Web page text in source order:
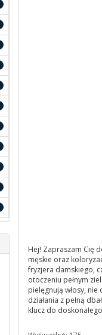
Hej! Zapraszam Cię
męskie oraz
fryzjera damskiego,
otoczeniu pełnym
pielęgnują włosy,
działania z pełną
klucz do